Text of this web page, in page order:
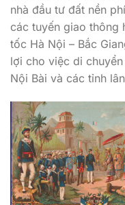
nhà đầu tư đất nền
các tuyến giao thông
tốc Hà Nội – Bắc
lợi cho việc di
Nội Bài và các tỉnh